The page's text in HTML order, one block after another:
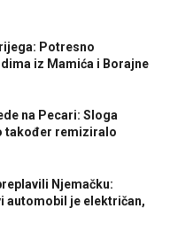
Potresno
iz Mamića i Borajne
na Pecari: Sloga
također remiziralo
Njemačku:
automobil je električan,